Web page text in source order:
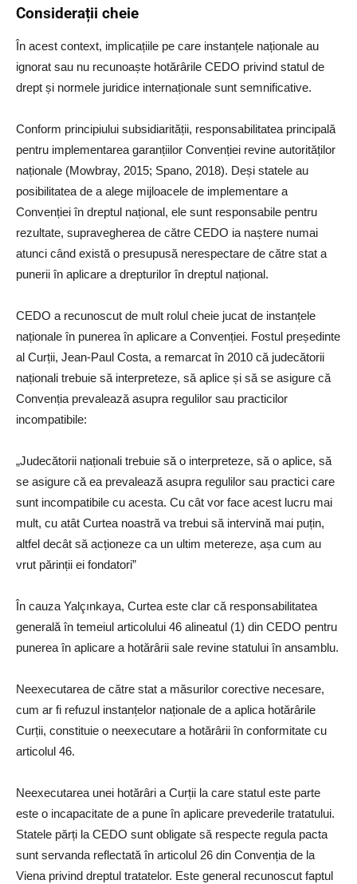
Considerații cheie
În acest context, implicațiile pe care instanțele naționale au
ignorat sau nu recunoaște hotărârile CEDO privind statul de
drept și normele juridice internaționale sunt semnificative.
Conform principiului subsidiarității, responsabilitatea principală
pentru implementarea garanțiilor Convenției revine autorităților
naționale (Mowbray, 2015; Spano, 2018). Deși statele au
posibilitatea de a alege mijloacele de implementare a
Convenției în dreptul național, ele sunt responsabile pentru
rezultate, supravegherea de către CEDO ia naștere numai
atunci când există o presupusă nerespectare de către stat a
punerii în aplicare a drepturilor în dreptul național.
CEDO a recunoscut de mult rolul cheie jucat de instanțele
naționale în punerea în aplicare a Convenției. Fostul președinte
al Curții, Jean-Paul Costa, a remarcat în 2010 că judecătorii
naționali trebuie să interpreteze, să aplice și să se asigure că
Convenția prevalează asupra regulilor sau practicilor
incompatibile:
„Judecătorii naționali trebuie să o interpreteze, să o aplice, să
se asigure că ea prevalează asupra regulilor sau practici care
sunt incompatibile cu acesta. Cu cât vor face acest lucru mai
mult, cu atât Curtea noastră va trebui să intervină mai puțin,
altfel decât să acționeze ca un ultim metereze, așa cum au
vrut părinții ei fondatori”
În cauza Yalçınkaya, Curtea este clar că responsabilitatea
generală în temeiul articolului 46 alineatul (1) din CEDO pentru
punerea în aplicare a hotărârii sale revine statului în ansamblu.
Neexecutarea de către stat a măsurilor corective necesare,
cum ar fi refuzul instanțelor naționale de a aplica hotărârile
Curții, constituie o neexecutare a hotărârii în conformitate cu
articolul 46.
Neexecutarea unei hotărâri a Curții la care statul este parte
este o incapacitate de a pune în aplicare prevederile tratatului.
Statele părți la CEDO sunt obligate să respecte regula pacta
sunt servanda reflectată în articolul 26 din Convenția de la
Viena privind dreptul tratatelor. Este general recunoscut faptul